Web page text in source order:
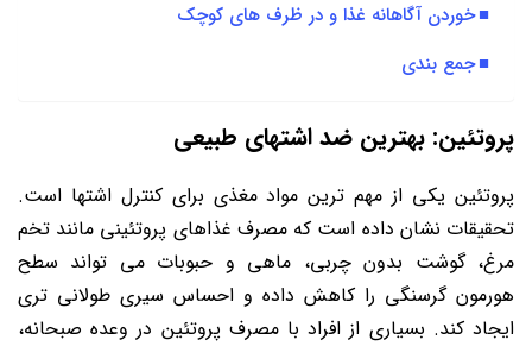
خوردن آگاهانه غذا و در ظرف های کوچک
جمع بندی
پروتئین: بهترین ضد اشتهای طبیعی
پروتئین یکی از مهم ترین مواد مغذی برای کنترل اشتها است.
تحقیقات نشان داده است که مصرف غذاهای پروتئینی مانند تخم
مرغ، گوشت بدون چربی، ماهی و حبوبات می تواند سطح
هورمون گرسنگی را کاهش داده و احساس سیری طولانی تری
ایجاد کند. بسیاری از افراد با مصرف پروتئین در وعده صبحانه،